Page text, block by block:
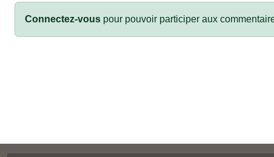
Connectez-vous pour pouvoir participer aux